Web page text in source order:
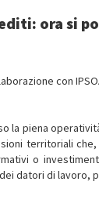
ora si
con
la piena
territoriali
o
datori di